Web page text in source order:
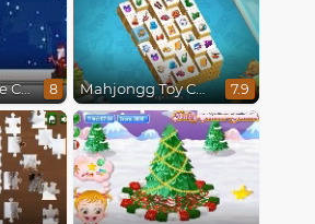
Gold Mine Strike Christmas 8 Mahjongg Toy Chest 7.9